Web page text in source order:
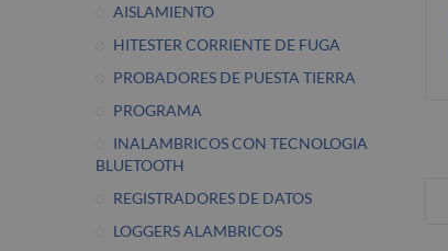
AISLAMIENTO
HITESTER CORRIENTE DE FUGA
PROBADORES DE PUESTA TIERRA
PROGRAMA
INALAMBRICOS CON TECNOLOGIA
BLUETOOTH
REGISTRADORES DE DATOS
LOGGERS ALAMBRICOS